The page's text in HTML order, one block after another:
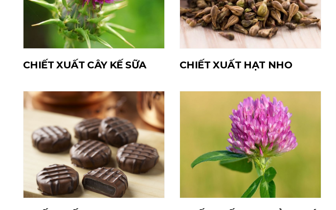
CHIẾT XUẤT CÂY KẾ SỮA CHIẾT XUẤT HẠT NHO